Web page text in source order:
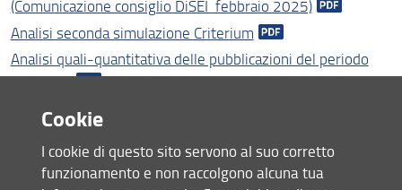
(Comunicazione consiglio DiSEI febbraio 2025)
Analisi seconda simulazione Criterium
Analisi quali-quantitativa delle pubblicazioni del periodo
2020-23
Analisi quali-quantitativa delle pubblicazioni del periodo
2020-22
Area riservata
Cookie
I cookie di questo sito servono al suo corretto
funzionamento e non raccolgono alcuna tua